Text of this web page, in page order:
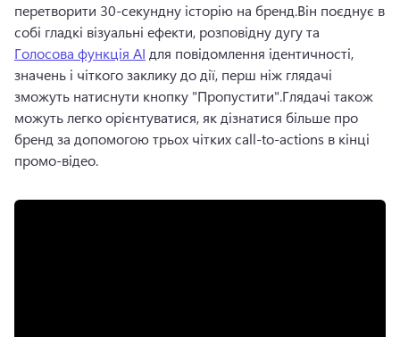
перетворити 30-секундну історію на бренд.Він поєднує в
собі гладкі візуальні ефекти, розповідну дугу та
Голосова функція AI для повідомлення ідентичності,
значень і чіткого заклику до дії, перш ніж глядачі
зможуть натиснути кнопку "Пропустити".Глядачі також
можуть легко орієнтуватися, як дізнатися більше про
бренд за допомогою трьох чітких call-to-actions в кінці
промо-відео.